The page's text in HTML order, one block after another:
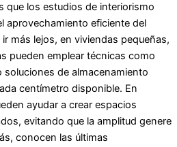
que los estudios de interiorismo
aprovechamiento eficiente del
más lejos, en viviendas pequeñas,
pueden emplear técnicas como
soluciones de almacenamiento
centímetro disponible. En
ayudar a crear espacios
evitando que la amplitud genere
conocen las últimas